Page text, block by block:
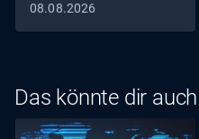
08.08.2026
Das könnte dir